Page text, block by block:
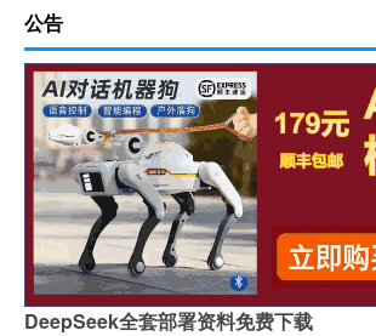
公告
DeepSeek全套部署资料免费下载